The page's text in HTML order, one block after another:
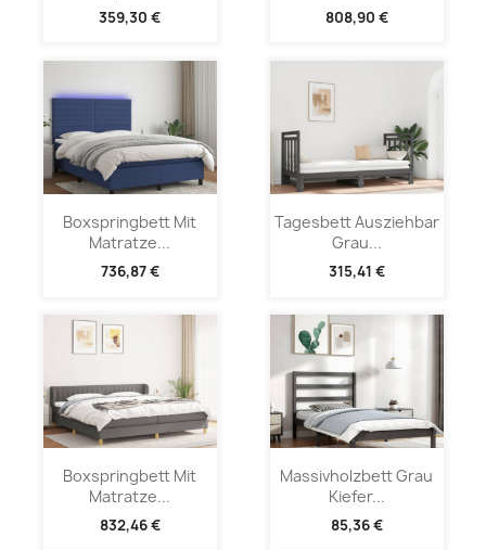
359,30 € 808,90 €
Boxspringbett Mit
Matratze...
736,87 €
Tagesbett Ausziehbar
Grau...
315,41 €
Boxspringbett Mit
Matratze...
832,46 €
Massivholzbett Grau
Kiefer...
85,36 €